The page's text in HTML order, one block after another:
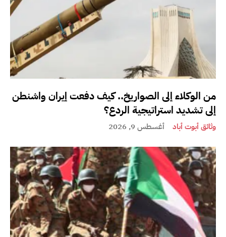
من الوكلاء إلى الصواريخ.. كيف دفعت إيران واشنطن
إلى تشديد استراتيجية الردع؟
وثائق أبوت أباد أغسطس 9, 2026